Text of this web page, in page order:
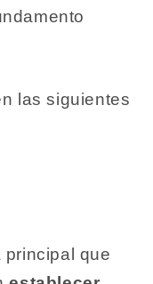
las siguientes
que